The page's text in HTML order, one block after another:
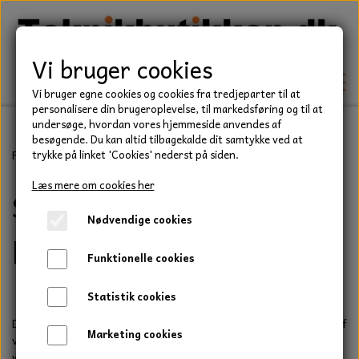
TEKNIK
KILEREMME
LEJER
PAKDÅSER
LÅSERINGE
BEFÆSTELSE
HAVE/PARK
UNIVERSALE REMME TIL PLÆNEKLIPPER OG
HAVETRAKTOR
TRAKTOR/ENTREPRENØR
Forside Salgs- og leveringsbetingelser
Salgs- og
leveringsbetingelser
Disse salgs- og leveringsbetingelser finder anvendelse på køb af
varer på www.teknikbutikken.dk
Vi bruger cookies
Vi bruger egne cookies og cookies fra tredjeparter til at
personalisere din brugeroplevelse, til markedsføring og til at
undersøge, hvordan vores hjemmeside anvendes af
besøgende. Du kan altid tilbagekalde dit samtykke ved at
trykke på linket 'Cookies' nederst på siden.
Læs mere om cookies her
Nødvendige cookies
Funktionelle cookies
Statistik cookies
Marketing cookies